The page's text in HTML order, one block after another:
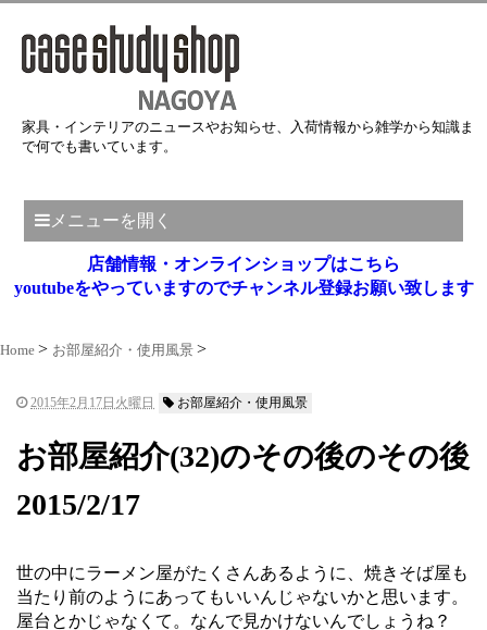
家具・インテリアのニュースやお知らせ、入荷情報から雑学から知識ま
で何でも書いています。
メニューを開く
店舗情報・オンラインショップはこちら
youtubeをやっていますのでチャンネル登録お願い致します
Home お部屋紹介・使用風景
2015年2月17日火曜日 お部屋紹介・使用風景
お部屋紹介(32)のその後のその後
2015/2/17
世の中にラーメン屋がたくさんあるように、焼きそば屋も
当たり前のようにあってもいいんじゃないかと思います。
屋台とかじゃなくて。なんで見かけないんでしょうね？